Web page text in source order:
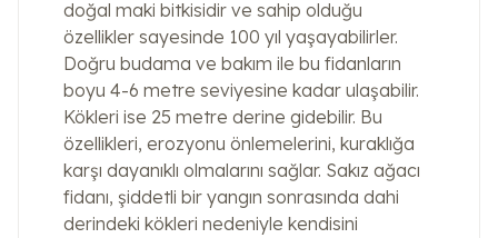
doğal maki bitkisidir ve sahip olduğu
özellikler sayesinde 100 yıl yaşayabilirler.
Doğru budama ve bakım ile bu fidanların
boyu 4-6 metre seviyesine kadar ulaşabilir.
Kökleri ise 25 metre derine gidebilir. Bu
özellikleri, erozyonu önlemelerini, kuraklığa
karşı dayanıklı olmalarını sağlar. Sakız ağacı
fidanı, şiddetli bir yangın sonrasında dahi
derindeki kökleri nedeniyle kendisini